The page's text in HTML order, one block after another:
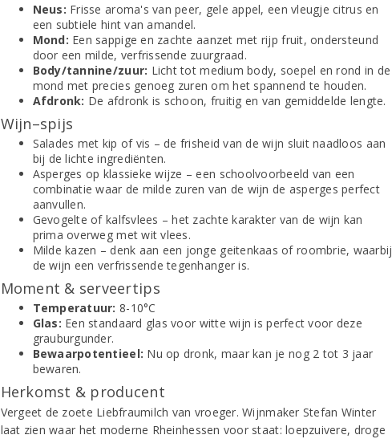
Neus: Frisse aroma's van peer, gele appel, een vleugje citrus en
een subtiele hint van amandel.
Mond: Een sappige en zachte aanzet met rijp fruit, ondersteund
door een milde, verfrissende zuurgraad.
Body/tannine/zuur: Licht tot medium body, soepel en rond in de
mond met precies genoeg zuren om het spannend te houden.
Afdronk: De afdronk is schoon, fruitig en van gemiddelde lengte.
Wijn–spijs
Salades met kip of vis – de frisheid van de wijn sluit naadloos aan
bij de lichte ingrediënten.
Asperges op klassieke wijze – een schoolvoorbeeld van een
combinatie waar de milde zuren van de wijn de asperges perfect
aanvullen.
Gevogelte of kalfsvlees – het zachte karakter van de wijn kan
prima overweg met wit vlees.
Milde kazen – denk aan een jonge geitenkaas of roombrie, waarbij
de wijn een verfrissende tegenhanger is.
Moment & serveertips
Temperatuur: 8-10°C
Glas: Een standaard glas voor witte wijn is perfect voor deze
grauburgunder.
Bewaarpotentieel: Nu op dronk, maar kan je nog 2 tot 3 jaar
bewaren.
Herkomst & producent
Vergeet de zoete Liebfraumilch van vroeger. Wijnmaker Stefan Winter
laat zien waar het moderne Rheinhessen voor staat: loepzuivere, droge